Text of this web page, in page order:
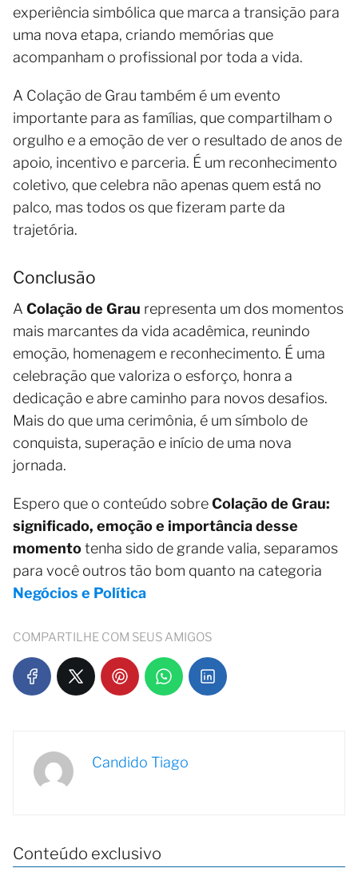
experiência simbólica que marca a transição para
uma nova etapa, criando memórias que
acompanham o profissional por toda a vida.
A Colação de Grau também é um evento
importante para as famílias, que compartilham o
orgulho e a emoção de ver o resultado de anos de
apoio, incentivo e parceria. É um reconhecimento
coletivo, que celebra não apenas quem está no
palco, mas todos os que fizeram parte da
trajetória.
Conclusão
A Colação de Grau representa um dos momentos
mais marcantes da vida acadêmica, reunindo
emoção, homenagem e reconhecimento. É uma
celebração que valoriza o esforço, honra a
dedicação e abre caminho para novos desafios.
Mais do que uma cerimônia, é um símbolo de
conquista, superação e início de uma nova
jornada.
Espero que o conteúdo sobreColação de Grau:
significado, emoção e importância desse
momentotenha sido de grande valia, separamos
para você outros tão bom quanto na categoria
Negócios e Política
COMPARTILHE COM SEUS AMIGOS
Candido Tiago
Conteúdo exclusivo